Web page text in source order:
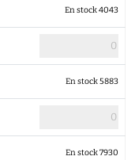
En stock 4043
En stock 5883
En stock 7930